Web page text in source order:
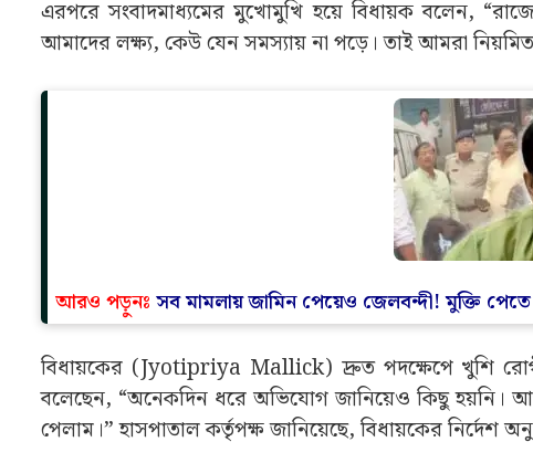
এরপরে সংবাদমাধ্যমের মুখোমুখি হয়ে বিধায়ক বলেন,
আমাদের লক্ষ্য, কেউ যেন সমস্যায় না পড়ে। তাই আমরা
আরও পড়ুনঃ সব মামলায় জামিন পেয়েও জেলবন্দী! মুক্তি
বিধায়কের (Jyotipriya Mallick) দ্রুত পদক্ষেপে খুশি
বলেছেন, “অনেকদিন ধরে অভিযোগ জানিয়েও কিছু হয়নি। আজ
পেলাম।” হাসপাতাল কর্তৃপক্ষ জানিয়েছে, বিধায়কের নির্দেশ